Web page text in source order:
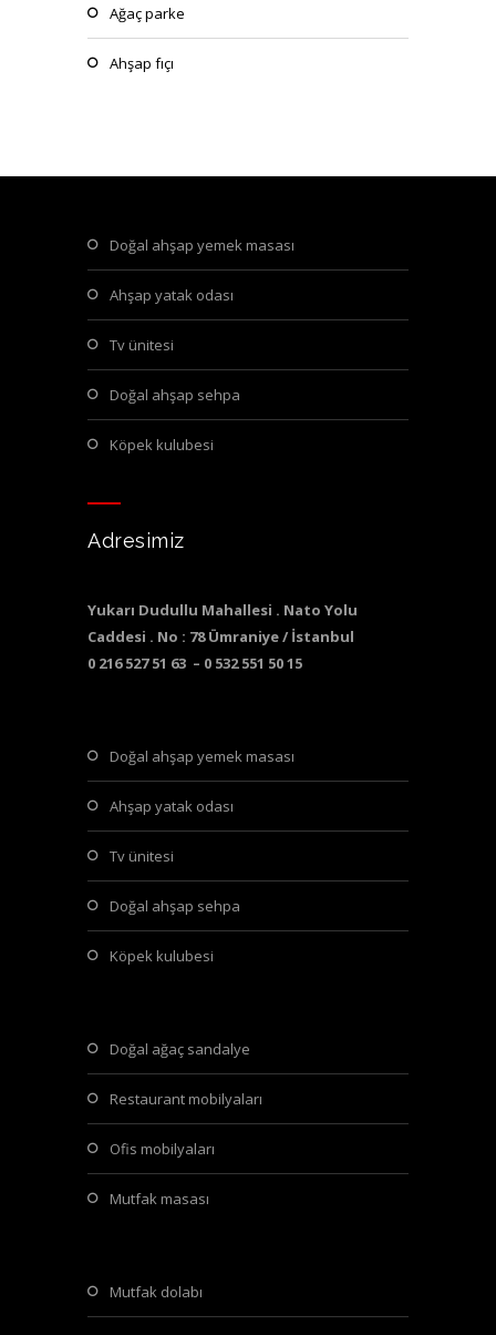
ağaç parke
ahşap fıçı
doğal ahşap yemek masası
ahşap yatak odası
tv ünitesi
doğal ahşap sehpa
köpek kulubesi
Adresimiz
Yukarı Dudullu Mahallesi . Nato Yolu
Caddesi . No : 78 Ümraniye / İstanbul
0 216 527 51 63 – 0 532 551 50 15
doğal ahşap yemek masası
ahşap yatak odası
tv ünitesi
doğal ahşap sehpa
köpek kulubesi
doğal ağaç sandalye
restaurant mobilyaları
ofis mobilyaları
mutfak masası
mutfak dolabı